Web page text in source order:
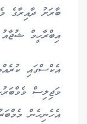
ބާރަށު ދާއިރާގެ
އިބްރާހީމް ޝުޖާއު
އެކްސްގައި
މަޖިލިސް
އެހެނިހެން